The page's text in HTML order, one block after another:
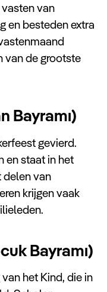
van
en besteden extra
van de grootste
Bayramı)
gevierd.
en staat in het
delen van
krijgen vaak
Bayramı)
het Kind, die in